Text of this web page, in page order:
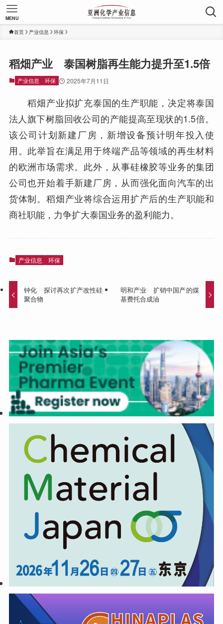
MENU
首页 产业信息 环保
稻畑产业 泰国树脂再生能力提升至1.5倍
产业信息 环保 2025年7月11日
稻畑产业拟扩充泰国的生产职能，决定将泰国
法人旗下树脂回收公司的产能提高至现状的1.5倍。
该公司计划新建厂房，新增设备预计明年投入使
用。此举旨在满足用于终端产品等领域的再生材料
的欧洲市场需求。此外，从事硅橡胶等业务的集团
公司也开始着手新建厂房，从而强化面向汽车的出
货体制。稻畑产业将综合运用扩产后的生产职能和
商社职能，力争扩大泰国业务的盈利能力。
产业信息 环保
钟化 探讨再次扩产改性硅
聚合物
明和产业 扩销中国产的煤
基费托合成油